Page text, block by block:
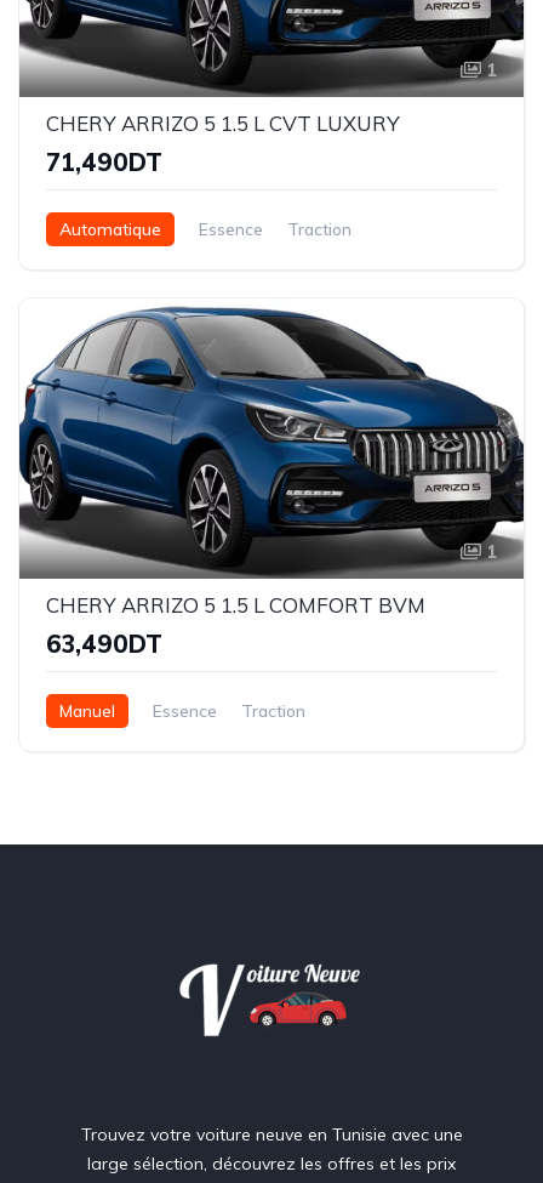
1
CHERY ARRIZO 5 1.5 L CVT LUXURY
71,490DT
Automatique Essence Traction
1
CHERY ARRIZO 5 1.5 L COMFORT BVM
63,490DT
Manuel Essence Traction
Trouvez votre voiture neuve en Tunisie avec une
large sélection, découvrez les offres et les prix